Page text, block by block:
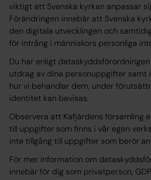
viktigt att Svenska kyrkan anpassar
Förändringen innebär att Svenska
den digitala utvecklingen och
för intrång i människors personliga
Du har enligt
utdrag av dina personuppgifter samt
hur vi behandlar dem, under
identitet kan bevisas.
Observera att Kafjärdens församling
till uppgifter som finns i vår egen
inte tillgång till uppgifter som berör
För mer information om
innebär för dig som privatperson,